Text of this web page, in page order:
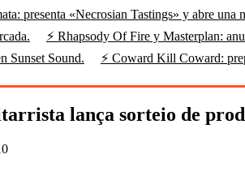
presenta «Necrosian Tastings» y abre una
⚡ Rhapsody Of Fire y Masterplan:
Sunset Sound.
⚡ Coward Kill Coward:
lança sorteio de